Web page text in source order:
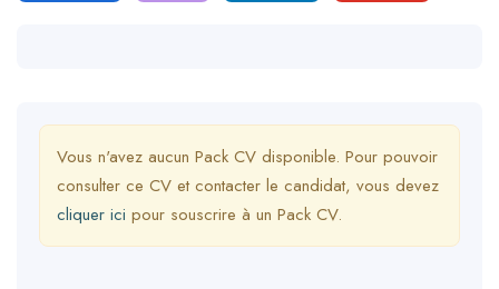
Vous n'avez aucun Pack CV disponible. Pour pouvoir
consulter ce CV et contacter le candidat, vous devez
cliquer ici pour souscrire à un Pack CV.